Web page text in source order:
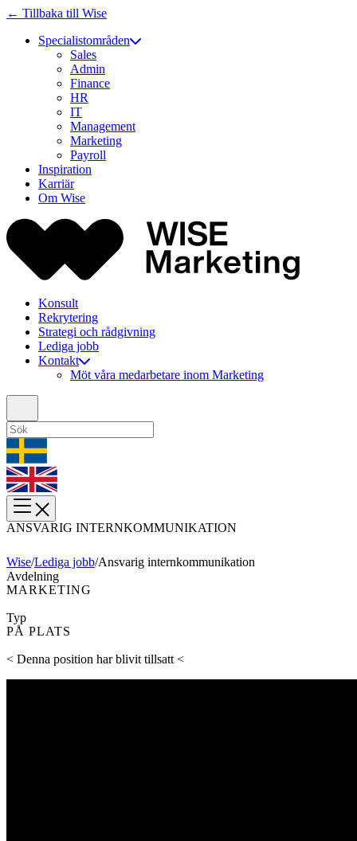
← Tillbaka till Wise
Specialistområden
Sales
Admin
Finance
HR
IT
Management
Marketing
Payroll
Inspiration
Karriär
Om Wise
Konsult
Rekrytering
Strategi och rådgivning
Lediga jobb
Kontakt
Möt våra medarbetare inom Marketing
ANSVARIG INTERNKOMMUNIKATION
Wise/Lediga jobb/Ansvarig internkommunikation
Avdelning
MARKETING
Typ
PÅ PLATS
< Denna position har blivit tillsatt <